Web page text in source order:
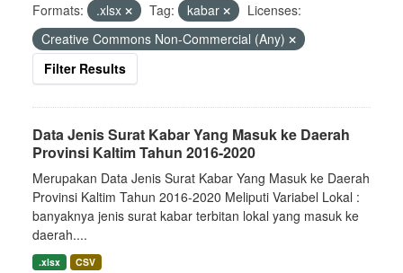
Formats: .xlsx Tag: kabar
Licenses:
Creative Commons Non-Commercial (Any)
Filter Results
Data Jenis Surat Kabar Yang Masuk ke Daerah
Provinsi Kaltim Tahun 2016-2020
Merupakan Data Jenis Surat Kabar Yang Masuk ke Daerah
Provinsi Kaltim Tahun 2016-2020 Meliputi Variabel Lokal :
banyaknya jenis surat kabar terbitan lokal yang masuk ke
daerah....
.xlsx CSV